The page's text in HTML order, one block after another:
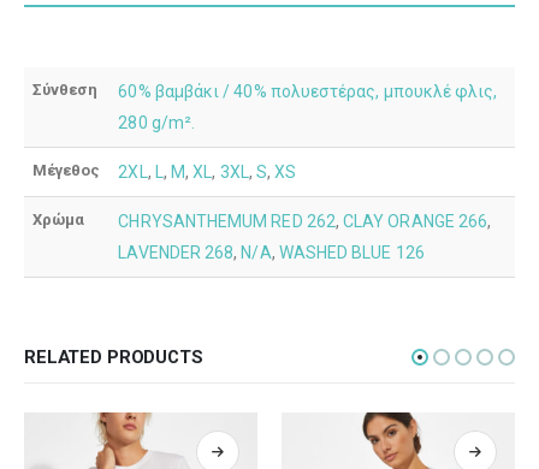
Σύνθεση
60% βαμβάκι / 40% πολυεστέρας, μπουκλέ φλις,
280 g/m².
Μέγεθος 2XL, L, M,XL, 3XL, S,XS
Χρώμα CHRYSANTHEMUM RED 262,CLAY ORANGE 266,
LAVENDER 268, N/A, WASHED BLUE 126
RELATED PRODUCTS